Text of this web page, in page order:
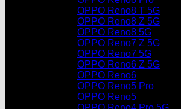
OPPO Reno8 T 5G
OPPO Reno8 Z 5G
OPPO Reno8 5G
OPPO Reno7 Z 5G
OPPO Reno7 5G
OPPO Reno6 Z 5G
OPPO Reno6
OPPO Reno5 Pro
OPPO Reno5